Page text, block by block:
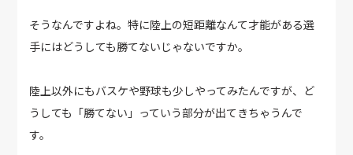
そうなんですよね。特に陸上の短距離なんて才能がある選
手にはどうしても勝てないじゃないですか。
陸上以外にもバスケや野球も少しやってみたんですが、ど
うしても「勝てない」っていう部分が出てきちゃうんで
す。